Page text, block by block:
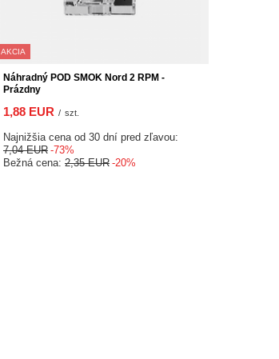
AKCIA
Náhradný POD SMOK Nord 2 RPM -
Prázdny
1,88 EUR / szt.
Najnižšia cena od 30 dní pred zľavou:
7,04 EUR -73%
Bežná cena: 2,35 EUR -20%